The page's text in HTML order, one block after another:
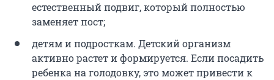
естественный подвиг, который полностью
заменяет пост;
детям и подросткам. Детский организм
активно растет и формируется. Если посадить
ребенка на голодовку, это может привести к